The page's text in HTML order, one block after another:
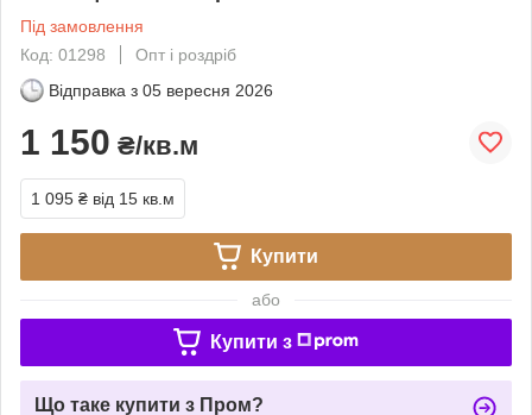
Під замовлення
Код: 01298
Опт і роздріб
Відправка з 05 вересня 2026
1 150 ₴/кв.м
1 095 ₴ від 15 кв.м
Купити
або
Купити з
Що таке купити з Пром?